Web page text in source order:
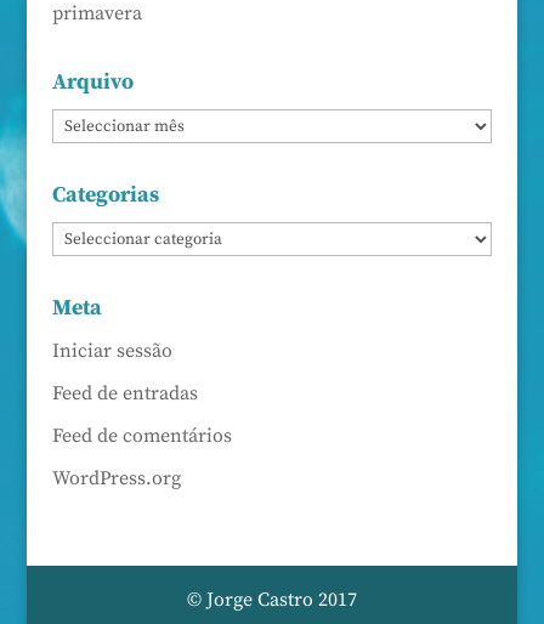
primavera
Arquivo
Categorias
Meta
Iniciar sessão
Feed de entradas
Feed de comentários
WordPress.org
© Jorge Castro 2017